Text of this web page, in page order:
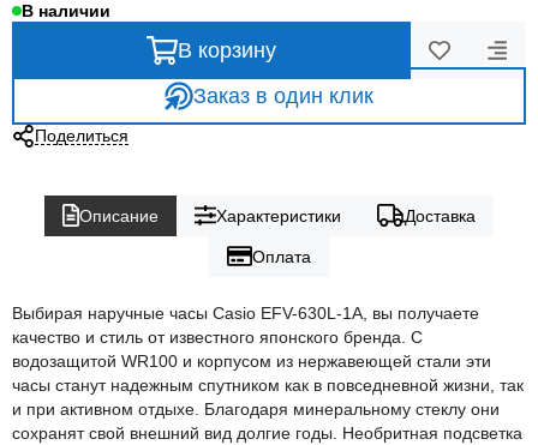
В наличии
В корзину
Заказ в один клик
Поделиться
Описание Характеристики Доставка
Оплата
Выбирая наручные часы Casio EFV-630L-1A, вы получаете
качество и стиль от известного японского бренда. С
водозащитой WR100 и корпусом из нержавеющей стали эти
часы станут надежным спутником как в повседневной жизни, так
и при активном отдыхе. Благодаря минеральному стеклу они
сохранят свой внешний вид долгие годы. Необритная подсветка